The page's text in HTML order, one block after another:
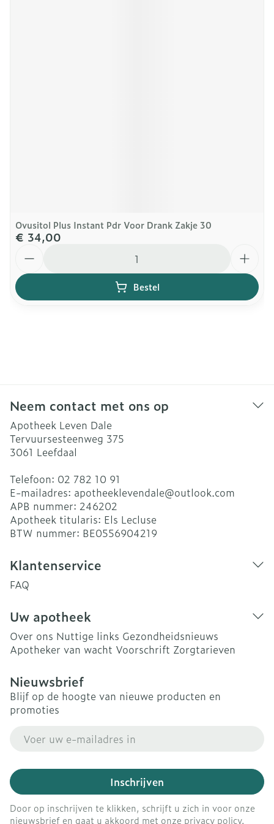
Ovusitol Plus Instant Pdr Voor Drank Zakje 30
€ 34,00
Bestel
Neem contact met ons op
Apotheek Leven Dale
Tervuursesteenweg 375
3061 Leefdaal
Telefoon: 02 782 10 91
E-mailadres: apotheeklevendale@outlook.com
APB nummer: 246202
Apotheek titularis: Els Lecluse
BTW nummer: BE0556904219
Klantenservice
FAQ
Uw apotheek
Over ons Nuttige links Gezondheidsnieuws
Apotheker van wacht Voorschrift Zorgtarieven
Nieuwsbrief
Blijf op de hoogte van nieuwe producten en
promoties
Inschrijven
Door op inschrijven te klikken, schrijft u zich in voor onze
nieuwsbrief en gaat u akkoord met onze privacy policy.